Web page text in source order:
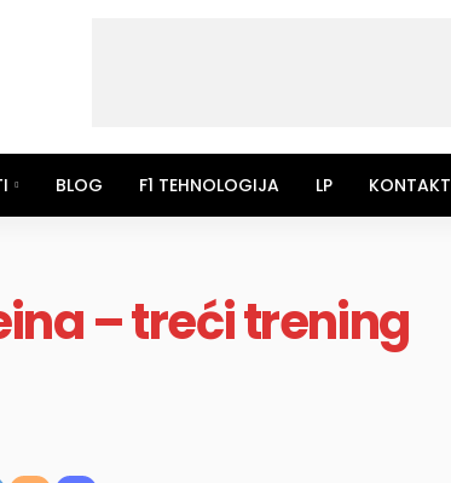
BLOG F1 TEHNOLOGIJA LP KONTAKT
– treći trening